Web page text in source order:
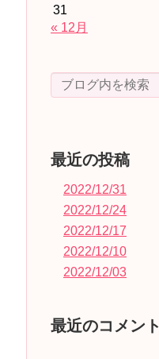
31
« 12月
最近の投稿
2022/12/31
2022/12/24
2022/12/17
2022/12/10
2022/12/03
最近のコメント